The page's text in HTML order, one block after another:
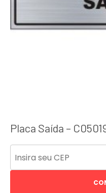
Placa Saída –